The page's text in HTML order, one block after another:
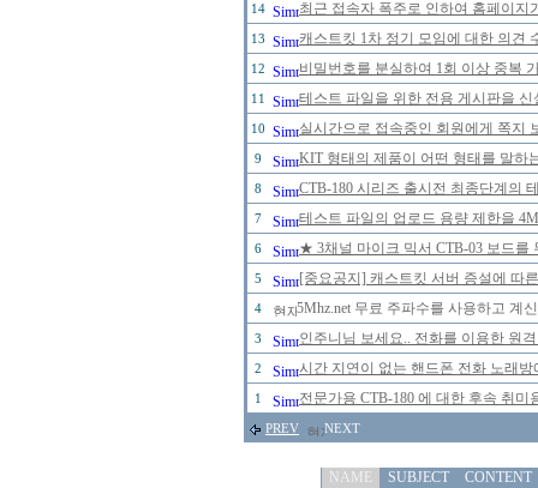
14 최근 접속자 폭주로 인하여 홈페이지
13 캐스트킷 1차 정기 모임에 대한 의견
12 비밀번호를 분실하여 1회 이상 중복
11 테스트 파일을 위한 전용 게시판을
10 실시간으로 접속중인 회원에게 쪽지
9 KIT 형태의 제품이 어떤 형태를 말하
8 CTB-180 시리즈 출시전 최종단계의
7 테스트 파일의 업로드 용량 제한을
6 ★ 3채널 마이크 믹서 CTB-03 보드
5 [중요공지] 캐스트킷 서버 증설에 따
4 5Mhz.net 무료 주파수를 사용하고 계
3 인주니님 보세요.. 전화를 이용한 원
2 시간 지연이 없는 핸드폰 전화 노래
1 전문가용 CTB-180 에 대한 후속 취
PREV NEXT